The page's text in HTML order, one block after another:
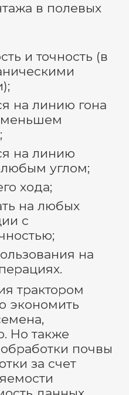
в полевых
и точность (в
на линию гона
на линию
углом;
хода;
на любых
с
на
трактором
экономить
Но также
почвы
за счет